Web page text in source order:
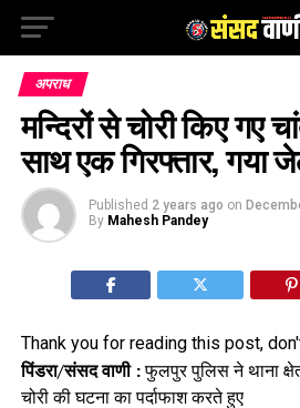
अपराध
मन्दिरों से चोरी किए गए
साथ एक गिरफ्तार, गया
Published 2 years ago on
By Mahesh Pandey
Thank you for reading this post,
पिंडरा/संसद वाणी :फुलपुर पुलिस ने थाना
चोरी की घटना का पर्दाफाश करते हुए